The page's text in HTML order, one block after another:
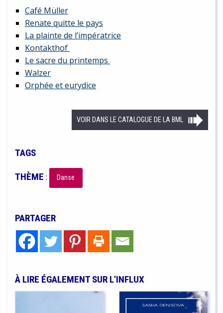
Café Müller
Renate quitte le pays
La plainte de l’impératrice
Kontakthof
Le sacre du printemps
Walzer
Orphée et eurydice
VOIR DANS LE CATALOGUE DE LA BML
TAGS
THÈME : Danse
PARTAGER
À LIRE ÉGALEMENT SUR L'INFLUX